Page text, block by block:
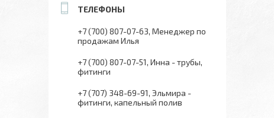
+7 (700) 807-07-63 Менеджер по
продажам Илья
+7 (700) 807-07-51 Инна - трубы,
фитинги
+7 (707) 348-69-91 Эльмира -
фитинги, капельный полив